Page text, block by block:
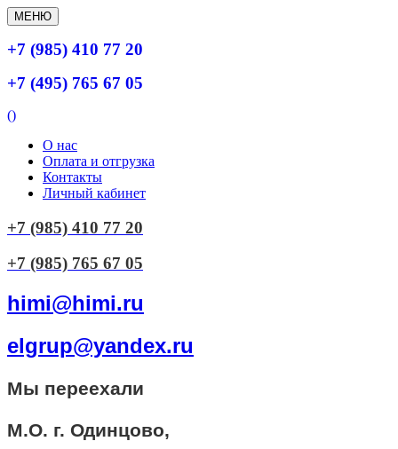
МЕНЮ
+7 (985) 410 77 20
+7 (495) 765 67 05
()
О нас
Оплата и отгрузка
Контакты
Личный кабинет
+7 (985) 410 77 20
+7 (985) 765 67 05
himi@himi.ru
elgrup@yandex.ru
Мы переехали
М.О. г. Одинцово,